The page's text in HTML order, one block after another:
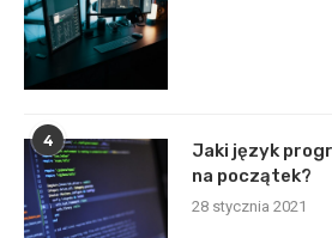
4
Jaki język
na początek?
28 stycznia 2021